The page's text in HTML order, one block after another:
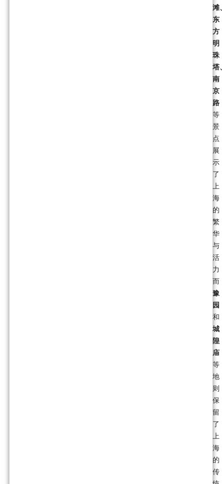
滩
东
方
明
珠
塔
南
京
路
等
景
点
展
示
了
上
海
的
繁
华
与
活
力
而
豫
园
和
城
隍
庙
等
地
则
保
留
了
上
海
的
传